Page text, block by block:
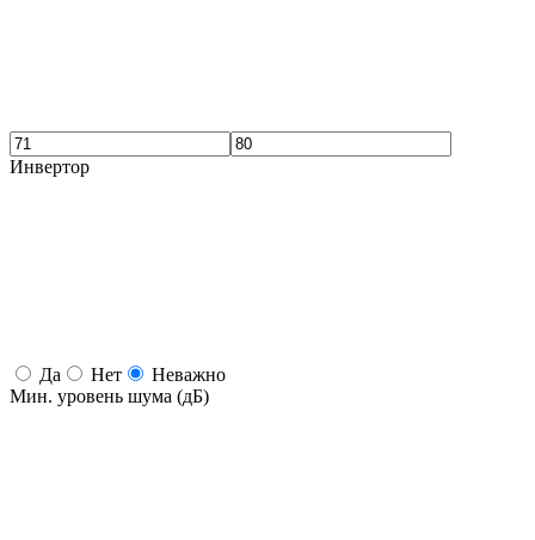
Инвертор
Да Нет
Неважно
Мин. уровень шума (дБ)